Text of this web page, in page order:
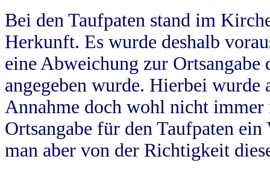
Bei den Taufpaten stand im
Herkunft. Es wurde deshalb
eine Abweichung zur
angegeben wurde. Hierbei wurde
Annahme doch wohl nicht
Ortsangabe für den Taufpaten
man aber von der Richtigkeit